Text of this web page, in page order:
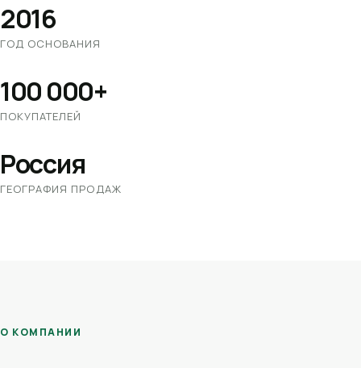
2016
ГОД ОСНОВАНИЯ
100 000+
ПОКУПАТЕЛЕЙ
Россия
ГЕОГРАФИЯ ПРОДАЖ
О КОМПАНИИ